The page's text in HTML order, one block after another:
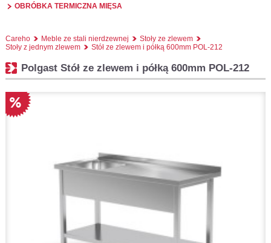
OBRÓBKA TERMICZNA MIĘSA
Careho Meble ze stali nierdzewnej
Stoły ze zlewem
Stoły z jednym zlewem
Stół ze zlewem i półką 600mm POL-212
Polgast Stół ze zlewem i półką 600mm POL-212